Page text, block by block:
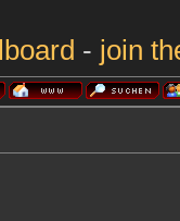
- join